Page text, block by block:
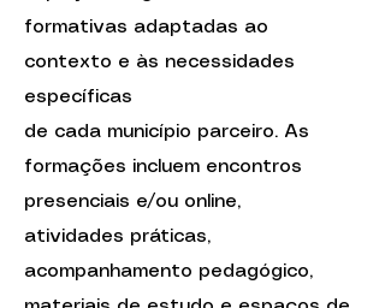
formativas adaptadas ao
contexto e às necessidades
específicas
de cada município parceiro. As
formações incluem encontros
presenciais e/ou online,
atividades práticas,
acompanhamento pedagógico,